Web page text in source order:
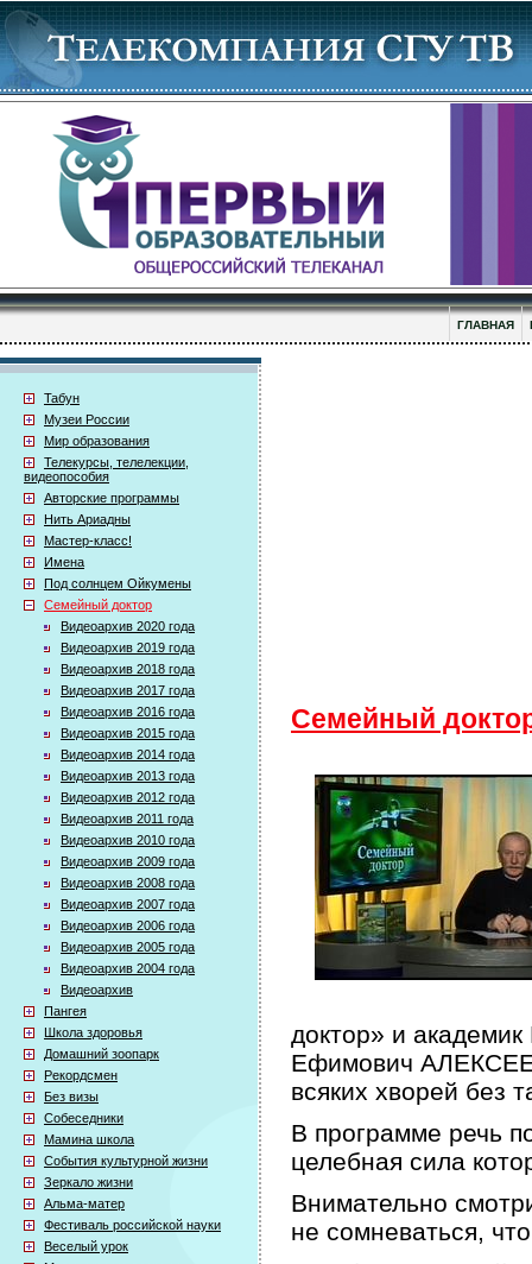
ГЛАВНАЯ
Табун
Музеи России
Мир образования
Телекурсы, телелекции,
видеопособия
Авторские программы
Нить Ариадны
Мастер-класс!
Имена
Под солнцем Ойкумены
Семейный доктор
Видеоархив 2020 года
Видеоархив 2019 года
Видеоархив 2018 года
Видеоархив 2017 года
Видеоархив 2016 года
Видеоархив 2015 года
Видеоархив 2014 года
Видеоархив 2013 года
Видеоархив 2012 года
Видеоархив 2011 года
Видеоархив 2010 года
Видеоархив 2009 года
Видеоархив 2008 года
Видеоархив 2007 года
Видеоархив 2006 года
Видеоархив 2005 года
Видеоархив 2004 года
Видеоархив
Пангея
Школа здоровья
Домашний зоопарк
Рекордсмен
Без визы
Собеседники
Мамина школа
События культурной жизни
Зеркало жизни
Альма-матер
Фестиваль российской науки
Веселый урок
Семейный
доктор» и
Ефимович
всяких хворей без
В программе речь
целебная сила
Внимательно
не сомневаться,